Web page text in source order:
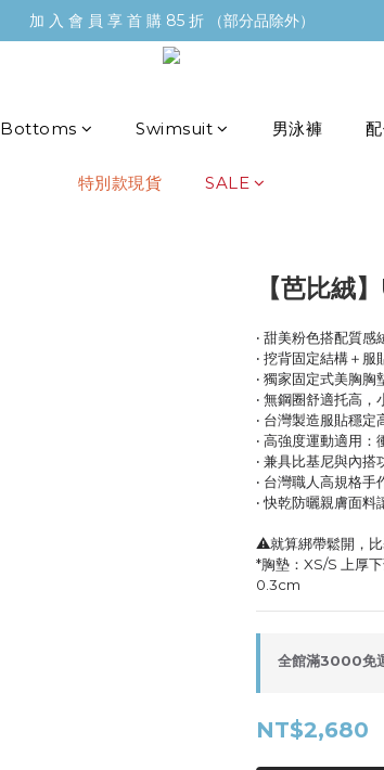
加 入 會 員 享 首 購 85 折 （部分品除外）
Bottoms Swimsuit 男泳褲
特別款現貨 SALE
【芭比絨
‧ 甜美粉色搭配質
‧ 挖背固定結構＋服
‧ 獨家固定式美胸
‧ 無鋼圈舒適托高
‧ 台灣製造服貼穩
‧ 高強度運動適用
‧ 兼具比基尼與內
‧ 台灣職人高規格
‧ 快乾防曬親膚面
⚠️就算綁帶鬆開，
*胸墊：XS/S 上厚
0.3cm
全館滿3000免
NT$2,680